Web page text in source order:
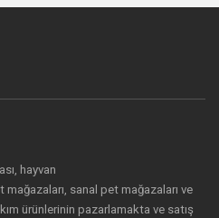
hayvan
sanal pet mağazaları ve
ürünlerinin pazarlamakta ve satış